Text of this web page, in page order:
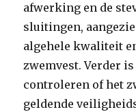
afwerking en de
sluitingen,
algehele kwaliteit
zwemvest. Verder
controleren of het
geldende